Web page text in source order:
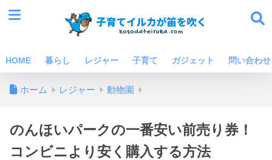
HOME 暮らし レジャー 子育て ガジェット 問い合わせ
ホーム レジャー 動物園
のんほいパークの一番安い前売り券！
コンビニより安く購入する方法